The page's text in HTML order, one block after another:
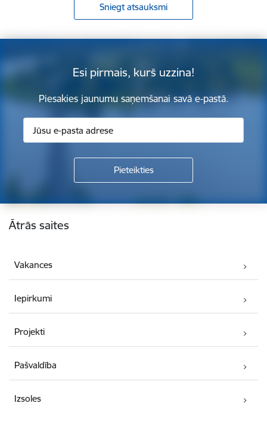
Sniegt atsauksmi
Esi pirmais, kurš uzzina!
Piesakies jaunumu saņemšanai savā e-pastā.
Kājene
Ātrās saites
Vakances
Iepirkumi
Projekti
Pašvaldība
Izsoles